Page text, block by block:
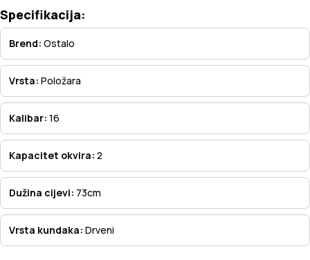
Specifikacija:
Brend: Ostalo
Vrsta: Položara
Kalibar: 16
Kapacitet okvira: 2
Dužina cijevi: 73cm
Vrsta kundaka: Drveni